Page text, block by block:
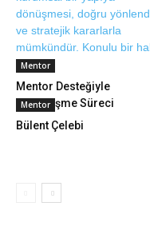
Mentor
Mentor Desteğiyle
Şirketleşme Süreci
Mentor
Bülent Çelebi